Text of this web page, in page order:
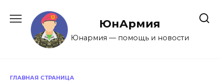
содержанию
ЮнАрмия
Юнармия — помощь и новости
ГЛАВНАЯ СТРАНИЦА